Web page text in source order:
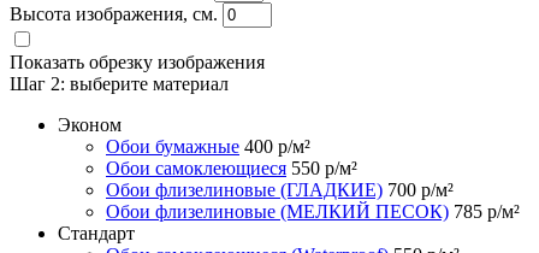
Высота изображения, см.
Показать обрезку изображения
Шаг 2: выберите материал
Эконом
Обои бумажные 400 р/м²
Обои самоклеющиеся 550 р/м²
Обои флизелиновые (ГЛАДКИЕ) 700 р/м²
Обои флизелиновые (МЕЛКИЙ ПЕСОК) 785 р/м²
Стандарт